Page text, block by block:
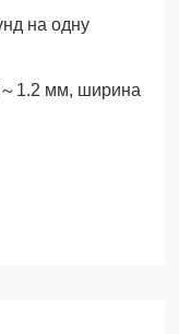
на одну
1.2 мм, ширина